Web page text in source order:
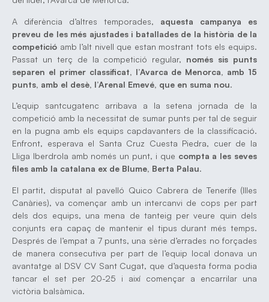
A diferència d’altres temporades, aquesta campanya es
preveu de les més ajustades i batallades de la història de la
competició amb l’alt nivell que estan mostrant tots els equips.
Passat un terç de la competició regular, només sis punts
separen el primer classificat, l’Avarca de Menorca, amb 15
punts, amb el desè, l’Arenal Emevé, que en suma nou.
L’equip santcugatenc arribava a la setena jornada de la
competició amb la necessitat de sumar punts per tal de seguir
en la pugna amb els equips capdavanters de la classificació.
Enfront, esperava el Santa Cruz Cuesta Piedra, cuer de la
Lliga Iberdrola amb només un punt, i que compta a les seves
files amb la catalana ex de Blume, Berta Palau.
El partit, disputat al pavelló Quico Cabrera de Tenerife (Illes
Canàries), va començar amb un intercanvi de cops per part
dels dos equips, una mena de tanteig per veure quin dels
conjunts era capaç de mantenir el tipus durant més temps.
Després de l’empat a 7 punts, una sèrie d’errades no forçades
de manera consecutiva per part de l’equip local donava un
avantatge al DSV CV Sant Cugat, que d’aquesta forma podia
tancar el set per 20-25 i així començar a encarrilar una
victòria balsàmica.